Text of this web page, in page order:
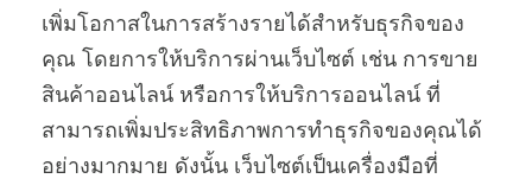
เพิ่มโอกาสในการสร้างรายได้สำหรับธุรกิจของ
คุณ โดยการให้บริการผ่านเว็บไซต์ เช่น การขาย
สินค้าออนไลน์ หรือการให้บริการออนไลน์ ที่
สามารถเพิ่มประสิทธิภาพการทำธุรกิจของคุณได้
อย่างมากมาย ดังนั้น เว็บไซต์เป็นเครื่องมือที่